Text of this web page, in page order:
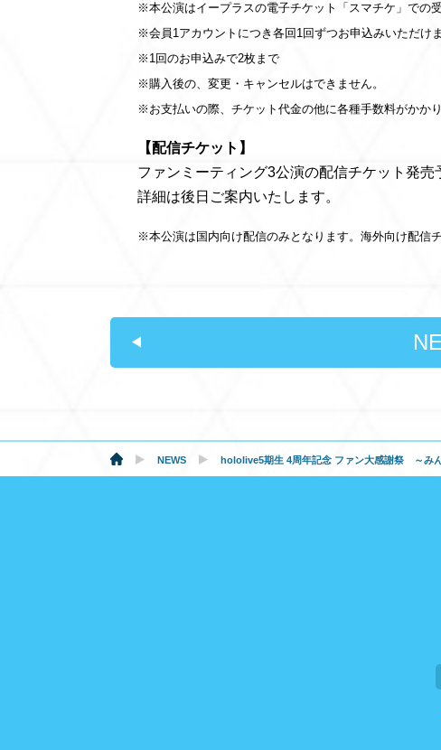
※本公演はイープラスの電子チケット「スマチケ」での受
※会員1アカウントにつき各回1回ずつお申込みいただけ
※1回のお申込みで2枚まで
※購入後の、変更・キャンセルはできません。
※お支払いの際、チケット代金の他に各種手数料がかか
【配信チケット】
ファンミーティング3公演の配信チケット発売
詳細は後日ご案内いたします。
※本公演は国内向け配信のみとなります。海外向け配信
NEWS hololive5期生 4周年記念 ファン大感謝祭 ～み